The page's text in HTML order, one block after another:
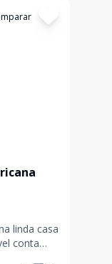
linda casa
conta